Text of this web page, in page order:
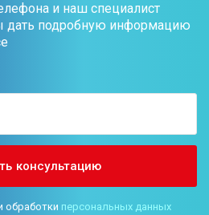
и наш специалист
дать подробную информацию
обработки персональных данных